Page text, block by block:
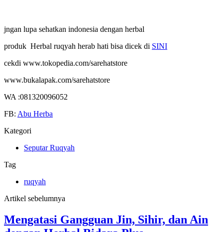
jngan lupa sehatkan indonesia dengan herbal
produk Herbal ruqyah herab hati bisa dicek di SINI
cekdi www.tokopedia.com/sarehatstore
www.bukalapak.com/sarehatstore
WA :081320096052
FB: Abu Herba
Kategori
Seputar Ruqyah
Tag
ruqyah
Artikel sebelumnya
Mengatasi Gangguan Jin, Sihir, dan Ain